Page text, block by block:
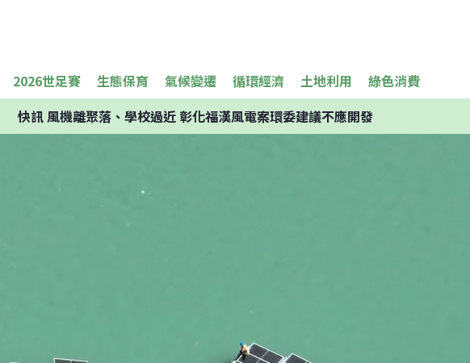
2026世足賽 生態保育 氣候變遷 循環經濟 土地利用 綠色消費
快訊風機離聚落、學校過近 彰化福漢風電案環委建議不應開發